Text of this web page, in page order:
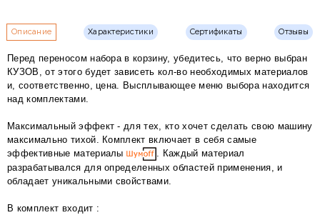
Описание Характеристики Сертификаты Отзывы
Перед переносом набора в корзину, убедитесь, что верно выбран
КУЗОВ, от этого будет зависеть кол-во необходимых материалов
и, соответственно, цена. Высплывающее меню выбора находится
над комплектами.
Максимальный эффект - для тех, кто хочет сделать свою машину
максимально тихой. Комплект включает в себя самые
эффективные материалы
. Каждый материал
разрабатывался для определенных областей применения, и
обладает уникальными свойствами.
В комплект входит :